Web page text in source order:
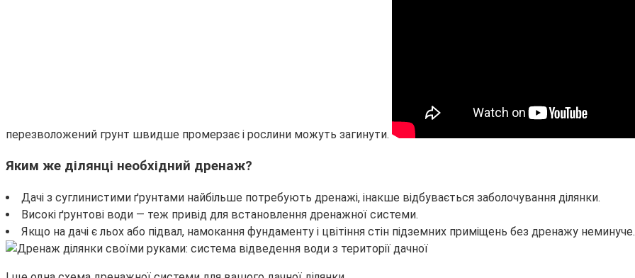
перезволожений грунт швидше промерзає і рослини можуть загинути.
Яким же ділянці необхідний дренаж?
Дачі з суглинистими ґрунтами найбільше потребують дренажі, інакше відбувається заболочування ділянки.
Високі ґрунтові води — теж привід для встановлення дренажної системи.
Якщо на дачі є льох або підвал, намокання фундаменту і цвітіння стін підземних приміщень без дренажу неминуче.